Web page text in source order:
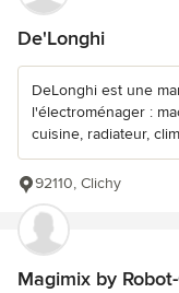
De'Longhi
DeLonghi est une
l'électroménager :
cuisine, radiateur,
92110, Clichy
Magimix by